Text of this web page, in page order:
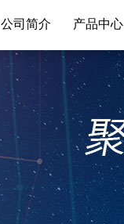
公司简介 产品中心